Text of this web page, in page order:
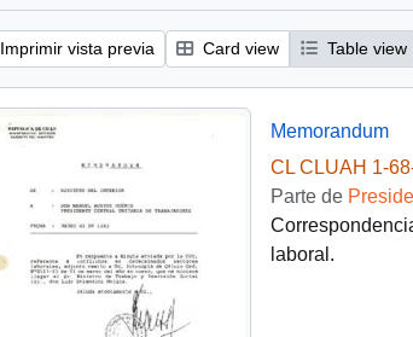
Imprimir vista previa Card view Table view
Memorandum
CL CLUAH 1-
Parte de
laboral.